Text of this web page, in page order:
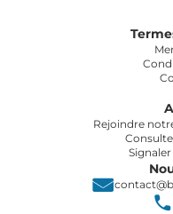
Rejoindre